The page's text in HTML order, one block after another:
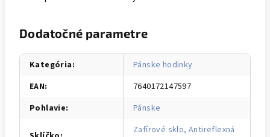
Dodatočné parametre
Kategória:
Pánske hodinky
EAN:
7640172147597
Pohlavie: Pánske
Zafírové sklo, Antireflexná